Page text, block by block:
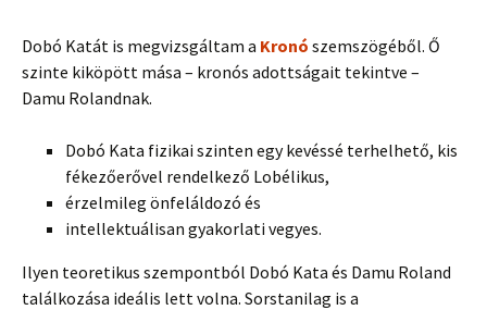
Dobó Katát is megvizsgáltam a Kronó szemszögéből. Ő
szinte kiköpött mása – kronós adottságait tekintve –
Damu Rolandnak.
Dobó Kata fizikai szinten egy kevéssé terhelhető, kis
fékezőerővel rendelkező Lobélikus,
érzelmileg önfeláldozó és
intellektuálisan gyakorlati vegyes.
Ilyen teoretikus szempontból Dobó Kata és Damu Roland
találkozása ideális lett volna. Sorstanilag is a